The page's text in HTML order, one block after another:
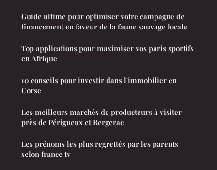
Guide ultime pour optimiser votre campagne de
financement en faveur de la faune sauvage locale
Top applications pour maximiser vos paris sportifs
en Afrique
10 conseils pour investir dans l'immobilier en
Corse
Les meilleurs marchés de producteurs à visiter
près de Périgueux et Bergerac
Les prénoms les plus regrettés par les parents
selon france tv